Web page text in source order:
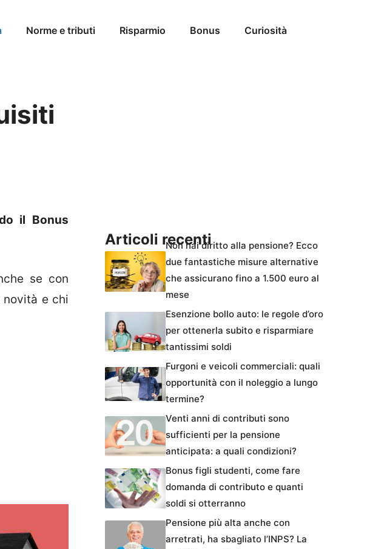
Norme e tributi Risparmio Bonus Curiosità
il Bonus
se con
novità e chi
Articoli recentiNon hai diritto alla pensione? Ecco
due fantastiche misure alternative
che assicurano fino a 1.500 euro al
mese
Esenzione bollo auto: le regole d’oro
per ottenerla subito e risparmiare
tantissimi soldi
Furgoni e veicoli commerciali: quali
opportunità con il noleggio a lungo
termine?
Venti anni di contributi sono
sufficienti per la pensione
anticipata: a quali condizioni?
Bonus figli studenti, come fare
domanda di contributo e quanti
soldi si otterranno
Pensione più alta anche con
arretrati, ha sbagliato l’INPS? La